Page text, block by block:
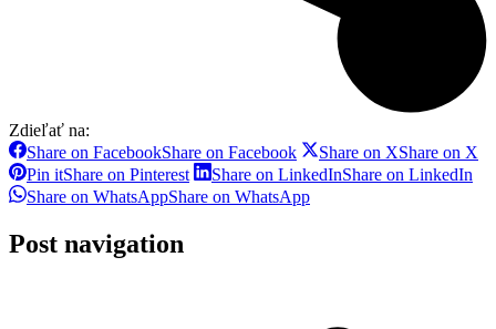
Zdieľať na:
Share on FacebookShare on Facebook Share on XShare on X
Pin itShare on Pinterest Share on LinkedInShare on LinkedIn
Share on WhatsAppShare on WhatsApp
Post navigation